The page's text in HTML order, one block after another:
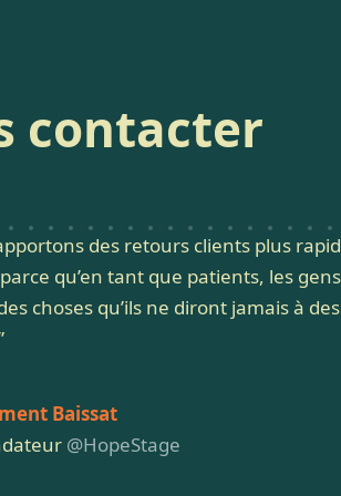
contacter
des retours clients plus
qu’en tant que patients, les gens
choses qu’ils ne diront jamais à des
Baissat
@HopeStage